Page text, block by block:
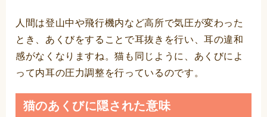
人間は登山中や飛行機内など高所で気圧が変わった
とき、あくびをすることで耳抜きを行い、耳の違和
感がなくなりますね。猫も同じように、あくびによ
って内耳の圧力調整を行っているのです。
猫のあくびに隠された意味